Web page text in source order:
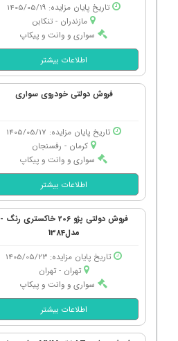
تاریخ پایان مزایده: 1405/05/19
مازندران - تنكابن
سواری و وانت و پیکاپ
اطلاعات بیشتر
فروش دولتی خودروی سواری
تاریخ پایان مزایده: 1405/05/17
کرمان - رفسنجان
سواری و وانت و پیکاپ
اطلاعات بیشتر
فروش دولتی پژو 206 خاکستری رنگ -
مدل1384
تاریخ پایان مزایده: 1405/05/23
تهران - تهران
سواری و وانت و پیکاپ
اطلاعات بیشتر